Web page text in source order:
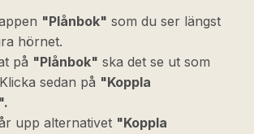
"Plånbok" som du ser längst
hörnet.
på "Plånbok" ska det se ut som
sedan på "Koppla
upp alternativet "Koppla